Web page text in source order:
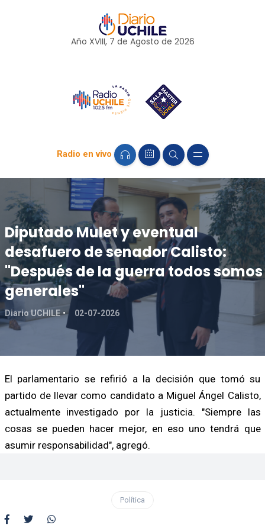
Año XVIII, 7 de Agosto de 2026
Radio en vivo
Diputado Mulet y eventual
desafuero de senador Calisto:
"Después de la guerra todos somos
generales"
Diario UCHILE 02-07-2026
El parlamentario se refirió a la decisión que tomó su
partido de llevar como candidato a Miguel Ángel Calisto,
actualmente investigado por la justicia. "Siempre las
cosas se pueden hacer mejor, en eso uno tendrá que
asumir responsabilidad", agregó.
Política